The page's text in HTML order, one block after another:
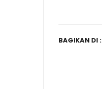
BAGIKAN DI :